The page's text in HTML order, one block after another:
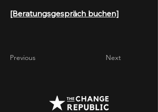
[Beratungsgespräch buchen]
Previous Next